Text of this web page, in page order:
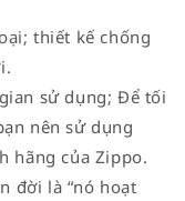
thiết kế chống
sử dụng; Để tối
nên sử dụng
hãng của Zippo.
đời là “nó hoạt